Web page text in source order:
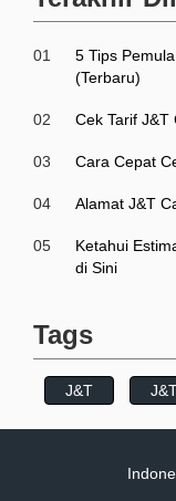
01
5 Tips
(Terbaru)
02 Cek Tarif J&T
03 Cara Cepat
04 Alamat J&T
05
Ketahui
di Sini
Tags
J&T